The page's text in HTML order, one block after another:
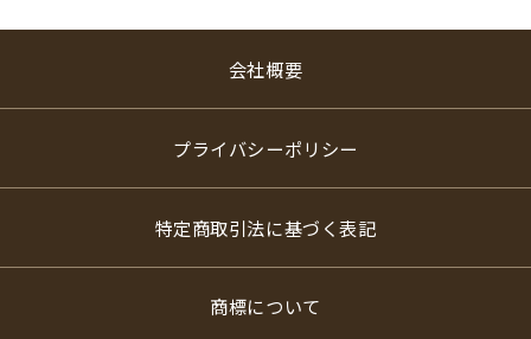
会社概要
プライバシーポリシー
特定商取引法に基づく表記
商標について